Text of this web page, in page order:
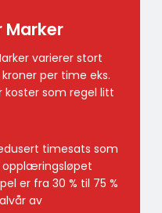
Marker
varierer stort
per time eks.
koster som regel litt
timesats som
opplæringsløpet
er fra 30 % til 75 %
av